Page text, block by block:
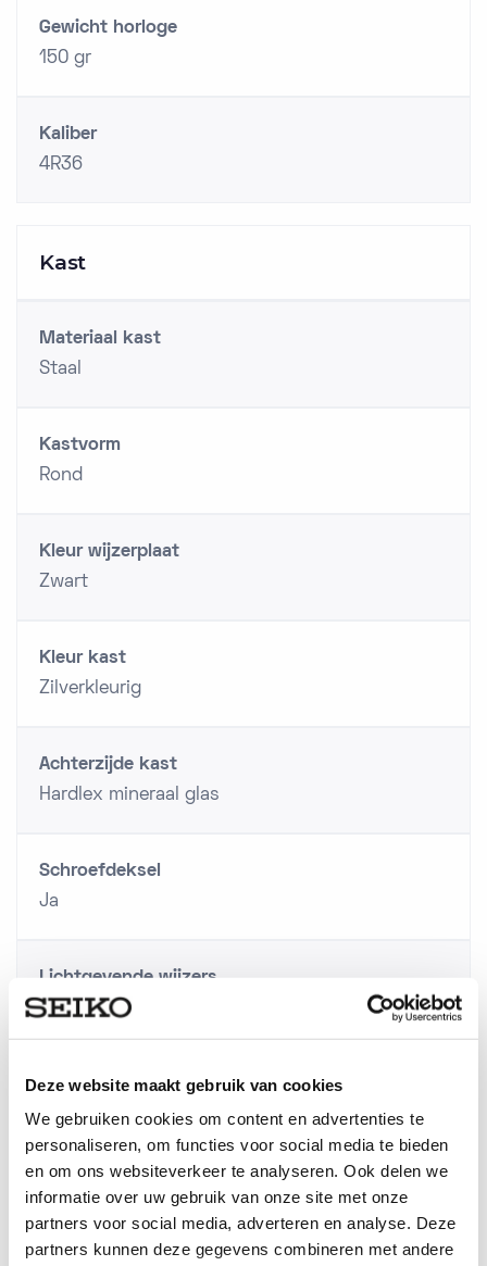
Deze website maakt gebruik van cookies
We gebruiken cookies om content en advertenties te
personaliseren, om functies voor social media te bieden
en om ons websiteverkeer te analyseren. Ook delen we
informatie over uw gebruik van onze site met onze
partners voor social media, adverteren en analyse. Deze
partners kunnen deze gegevens combineren met andere
Gewicht horloge
150 gr
Kaliber
4R36
Kast
Materiaal kast
Staal
Kastvorm
Rond
Kleur wijzerplaat
Zwart
Kleur kast
Zilverkleurig
Achterzijde kast
Hardlex mineraal glas
Schroefdeksel
Ja
Lichtgevende wijzers
Ja
Lichtgevende index
Ja
Materiaal Lunette
Staal/ zilverkleurig